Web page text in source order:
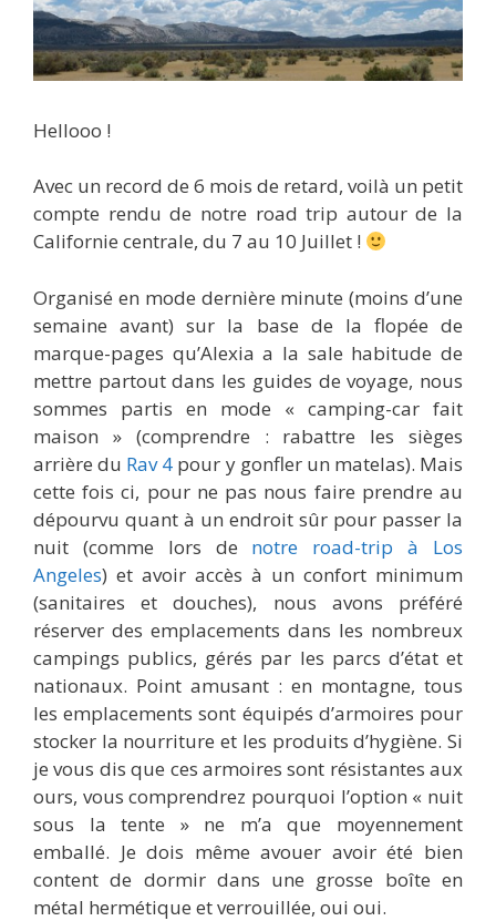
Hellooo !
Avec un record de 6 mois de retard, voilà un petit
compte rendu de notre road trip autour de la
Californie centrale, du 7 au 10 Juillet !
Organisé en mode dernière minute (moins d’une
semaine avant) sur la base de la flopée de
marque-pages qu’Alexia a la sale habitude de
mettre partout dans les guides de voyage, nous
sommes partis en mode « camping-car fait
maison » (comprendre : rabattre les sièges
arrière du Rav 4 pour y gonfler un matelas). Mais
cette fois ci, pour ne pas nous faire prendre au
dépourvu quant à un endroit sûr pour passer la
nuit (comme lors de notre road-trip à Los
Angeles) et avoir accès à un confort minimum
(sanitaires et douches), nous avons préféré
réserver des emplacements dans les nombreux
campings publics, gérés par les parcs d’état et
nationaux. Point amusant : en montagne, tous
les emplacements sont équipés d’armoires pour
stocker la nourriture et les produits d’hygiène. Si
je vous dis que ces armoires sont résistantes aux
ours, vous comprendrez pourquoi l’option « nuit
sous la tente » ne m’a que moyennement
emballé. Je dois même avouer avoir été bien
content de dormir dans une grosse boîte en
métal hermétique et verrouillée, oui oui.